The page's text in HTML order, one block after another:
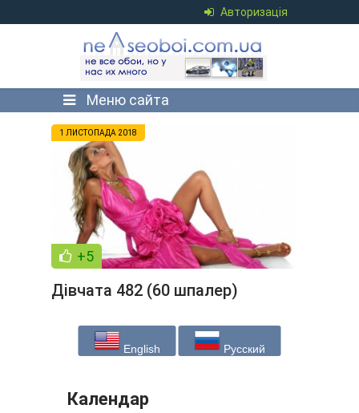
Авторизація
Меню сайта
1 ЛИСТОПАДА 2018
+5
Дівчата 482 (60 шпалер)
English Русский
Календар